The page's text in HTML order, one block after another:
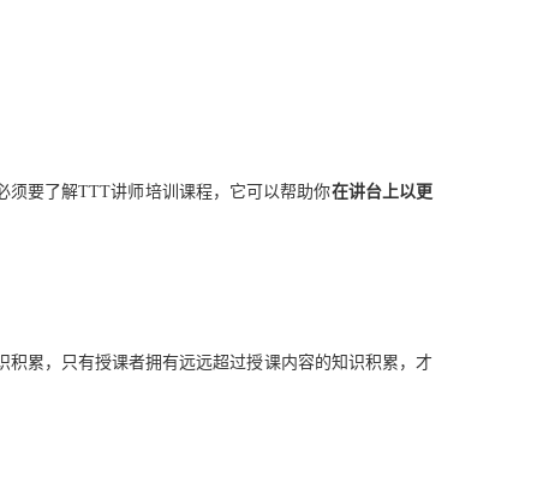
须要了解TTT讲师培训课程，它可以帮助你在讲台上以更
累，只有授课者拥有远远超过授课内容的知识积累，才